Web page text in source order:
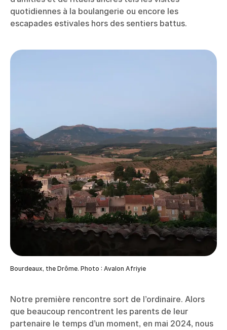
quotidiennes à la boulangerie ou encore les
escapades estivales hors des sentiers battus.
Bourdeaux, the Drôme. Photo : Avalon Afriyie
Notre première rencontre sort de l’ordinaire. Alors
que beaucoup rencontrent les parents de leur
partenaire le temps d’un moment, en mai 2024, nous